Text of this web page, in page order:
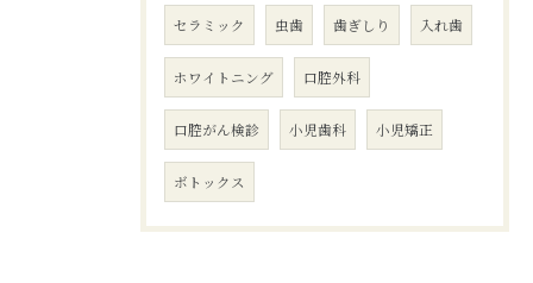
セラミック 虫歯 歯ぎしり 入れ歯
ホワイトニング 口腔外科
口腔がん検診 小児歯科 小児矯正
ボトックス